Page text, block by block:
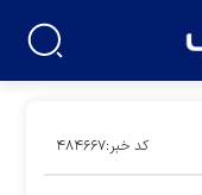
کد خبر:۴۸۴۶۶۷